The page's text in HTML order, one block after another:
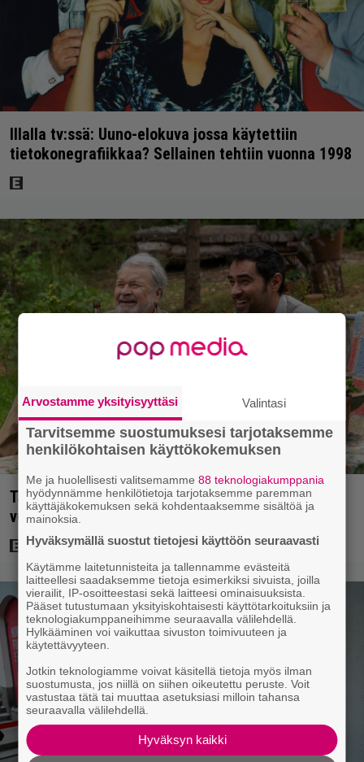
Illalla tv:ssä: Uuno-elokuva jossa käytettiin
tietokonegrafiikkaa? Sellainen tehtiin vuonna 1998
Tänään tv:ssä: Koskettava kotimainen elokuva
vuodelta 2020 – ”Tehty isolla sydämellä”
Arvostamme yksityisyyttäsi Valintasi
Tarvitsemme suostumuksesi tarjotaksemme
henkilökohtaisen käyttökokemuksen
Me ja huolellisesti valitsemamme88 teknologiakumppania
hyödynnämme henkilötietoja tarjotaksemme paremman
käyttäjäkokemuksen sekä kohdentaaksemme sisältöä ja
mainoksia.
Hyväksymällä suostut tietojesi käyttöön seuraavasti
Käytämme laitetunnisteita ja tallennamme evästeitä
laitteellesi saadaksemme tietoja esimerkiksi sivuista, joilla
vierailit, IP-osoitteestasi sekä laitteesi ominaisuuksista.
Pääset tutustumaan yksityiskohtaisesti käyttötarkoituksiin ja
teknologiakumppaneihimme seuraavalla välilehdellä.
Hylkääminen voi vaikuttaa sivuston toimivuuteen ja
käytettävyyteen.
Jotkin teknologiamme voivat käsitellä tietoja myös ilman
suostumusta, jos niillä on siihen oikeutettu peruste. Voit
vastustaa tätä tai muuttaa asetuksiasi milloin tahansa
seuraavalla välilehdellä.
Hyväksyn kaikki